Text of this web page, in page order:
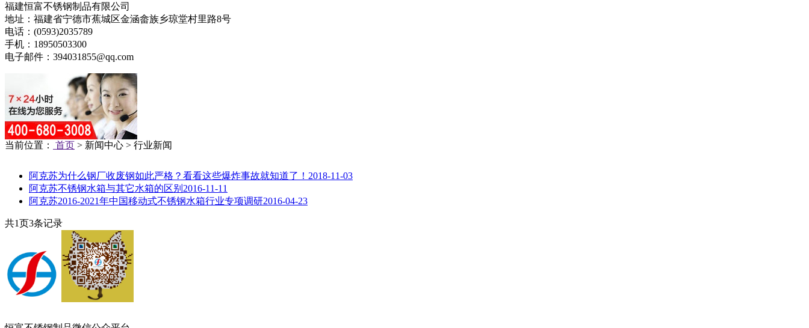
福建恒富不锈钢制品有限公司
地址：福建省宁德市蕉城区金涵畲族乡琼堂村里路8号
电话：(0593)2035789
手机：18950503300
电子邮件：394031855@qq.com
当前位置： 首页 > 新闻中心 > 行业新闻
阿克苏为什么钢厂收废钢如此严格？看看这些爆炸事故就知道了！ 2018-11-03
阿克苏不锈钢水箱与其它水箱的区别 2016-11-11
阿克苏2016-2021年中国移动式不锈钢水箱行业专项调研2016-04-23
共1页3条记录